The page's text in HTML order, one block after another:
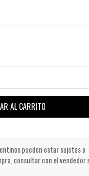
AL CARRITO
pueden estar sujetos a
consultar con el vendedor